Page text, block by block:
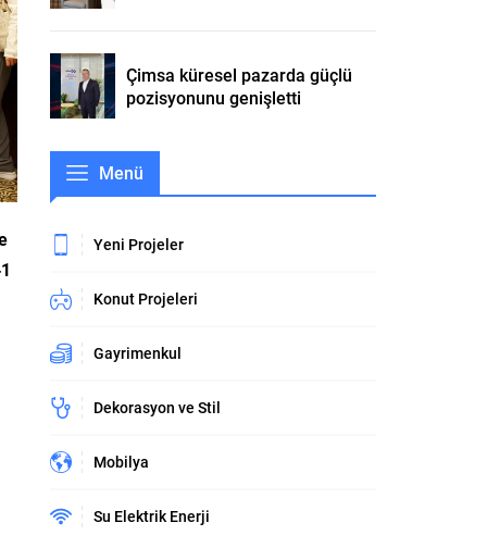
Çimsa küresel pazarda güçlü
pozisyonunu genişletti
Menü
Yeni Projeler
Konut Projeleri
Gayrimenkul
Dekorasyon ve Stil
Mobilya
Su Elektrik Enerji